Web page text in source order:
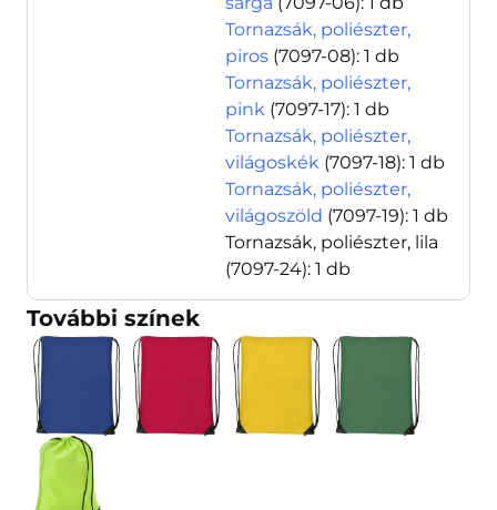
Tornazsák, poliészter,
piros (7097-08): 1 db
Tornazsák, poliészter,
pink (7097-17): 1 db
Tornazsák, poliészter,
világoskék (7097-18): 1 db
Tornazsák, poliészter,
világoszöld (7097-19): 1 db
Tornazsák, poliészter, lila
(7097-24): 1 db
További színek